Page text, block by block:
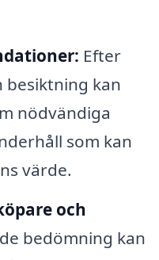
Efter
kan
nödvändiga
som kan
värde.
och
bedömning kan